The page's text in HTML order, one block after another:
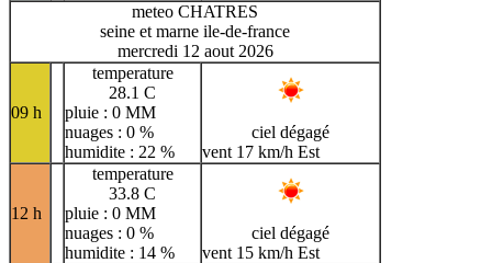
meteo CHATRES
seine et marne ile-de-france
mercredi 12 aout 2026
09 h
temperature
28.1 C
pluie : 0 MM
nuages : 0 %
humidite : 22 %
ciel dégagé
vent 17 km/h Est
12 h
temperature
33.8 C
pluie : 0 MM
nuages : 0 %
humidite : 14 %
ciel dégagé
vent 15 km/h Est